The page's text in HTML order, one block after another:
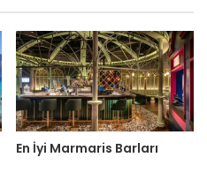
En İyi Marmaris Barları